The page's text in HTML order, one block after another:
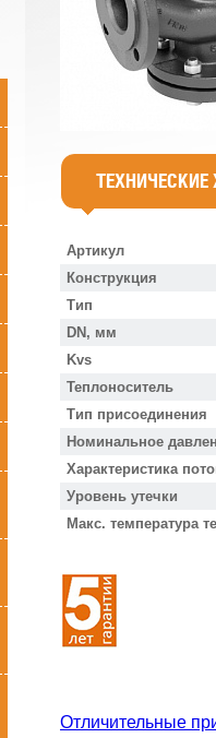
Артикул
Конструкция
Тип
DN, мм
Kvs
Теплоноситель
Тип присоединения
Номинальное
Характеристика
Уровень утечки
Макс. температура
Отличительные